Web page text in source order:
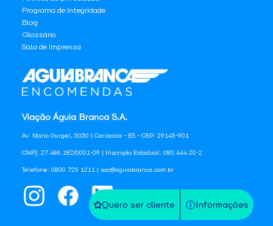
Quero ser cliente Informações
Viação Águia Branca S.A.
Av. Mario Gurgel, 5030 | Cariacica - ES - CEP: 29145-901
CNPJ: 27.486.182/0001-09 | Inscrição Estadual: 080.444.20-2
Telefone: 0800 725 1211 | sac@aguiabranca.com.br
Programa de Integridade
Blog
Glossário
Sala de Imprensa